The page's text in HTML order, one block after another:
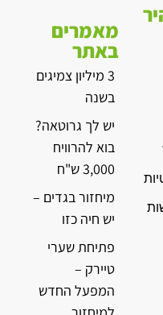
מאמרים
באתר
3 מיליון צמיגים
בשנה
יש לך גרוטאה?
בוא להרוויח
3,000 ש"ח
מיחזור בגדים –
יש חיה כזו
פתיחת שערי
טיירק –
המפעל החדש